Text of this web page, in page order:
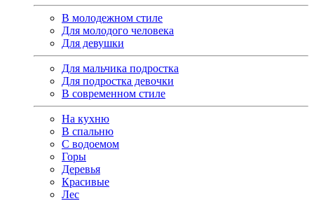
В молодежном стиле
Для молодого человека
Для девушки
Для мальчика подростка
Для подростка девочки
В современном стиле
На кухню
В спальню
С водоемом
Горы
Деревья
Красивые
Лес